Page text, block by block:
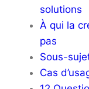
solutions
À qui la
pas
Sous-
Cas